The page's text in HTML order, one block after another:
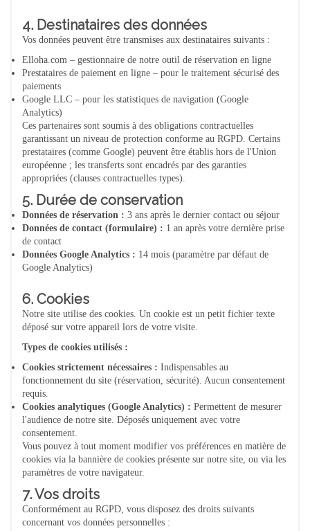
4. Destinataires des données
Vos données peuvent être transmises aux destinataires suivants :
Elloha.com – gestionnaire de notre outil de réservation en ligne
Prestataires de paiement en ligne – pour le traitement sécurisé des
paiements
Google LLC – pour les statistiques de navigation (Google
Analytics)
Ces partenaires sont soumis à des obligations contractuelles
garantissant un niveau de protection conforme au RGPD. Certains
prestataires (comme Google) peuvent être établis hors de l'Union
européenne ; les transferts sont encadrés par des garanties
appropriées (clauses contractuelles types).
5. Durée de conservation
Données de réservation : 3 ans après le dernier contact ou séjour
Données de contact (formulaire) : 1 an après votre dernière prise
de contact
Données Google Analytics : 14 mois (paramètre par défaut de
Google Analytics)
6. Cookies
Notre site utilise des cookies. Un cookie est un petit fichier texte
déposé sur votre appareil lors de votre visite.
Types de cookies utilisés :
Cookies strictement nécessaires : Indispensables au
fonctionnement du site (réservation, sécurité). Aucun consentement
requis.
Cookies analytiques (Google Analytics) : Permettent de mesurer
l'audience de notre site. Déposés uniquement avec votre
consentement.
Vous pouvez à tout moment modifier vos préférences en matière de
cookies via la bannière de cookies présente sur notre site, ou via les
paramètres de votre navigateur.
7. Vos droits
Conformément au RGPD, vous disposez des droits suivants
concernant vos données personnelles :